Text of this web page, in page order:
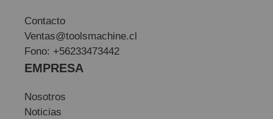
Contacto
Ventas@toolsmachine.cl
Fono: +56233473442
EMPRESA
Nosotros
Noticias